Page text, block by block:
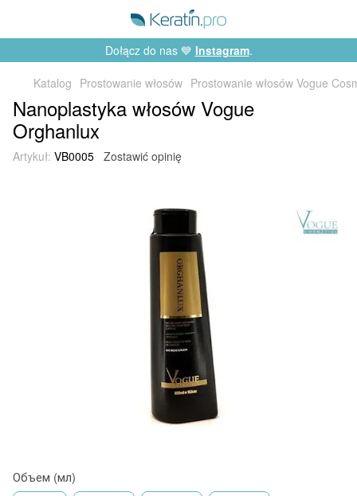
Dołącz do nas 💙 Instagram.
Katalog Prostowanie włosów Prostowanie włosów Vogue
Nanoplastyka włosów Vogue
Orghanlux
Artykuł: VB0005 Zostawić opinię
Объем (мл)